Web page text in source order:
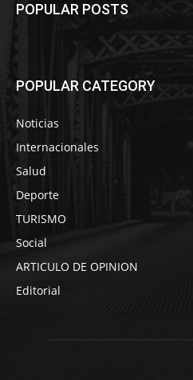
POPULAR POSTS
POPULAR CATEGORY
Noticias
Internacionales
Salud
Deporte
TURISMO
Social
ARTICULO DE OPINION
Editorial